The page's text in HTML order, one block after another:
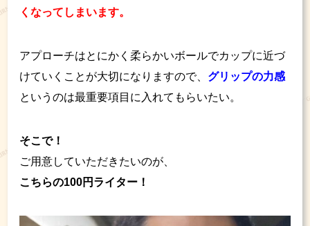
くなってしまいます。
アプローチはとにかく柔らかいボールでカップに近づ
けていくことが大切になりますので、 グリップの力感
というのは最重要項目に入れてもらいたい。
そこで！
ご用意していただきたいのが、
こちらの100円ライター！